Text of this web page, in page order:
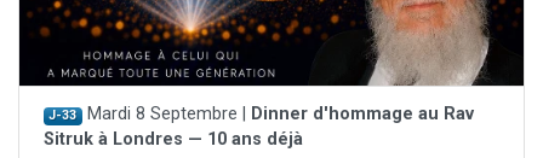
J-33 Mardi 8 Septembre |
Dinner d'hommage au Rav
Sitruk à Londres — 10 ans déjà